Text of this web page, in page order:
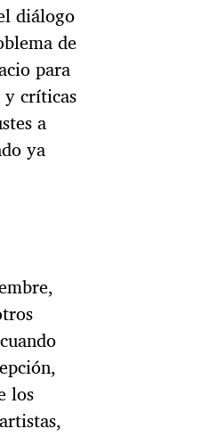
diálogo
de
para
y críticas
a
ya
los